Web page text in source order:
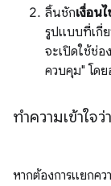
ลิ้นชักเงื่อน
รูปแบบที่เกี่
จะเปิดใช้ช่อ
ควบคุม" โด
ทำความเข้าใ
หากต้องการแยกคว